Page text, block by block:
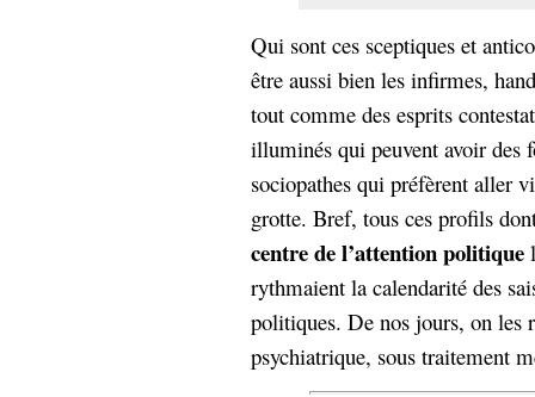
Qui sont ces sceptiques et
être aussi bien les infirmes,
tout comme des esprits
illuminés qui peuvent avoir des
sociopathes qui préfèrent aller
grotte. Bref, tous ces profils
centre de l’attention politique
rythmaient la calendarité des
politiques. De nos jours, on les
psychiatrique, sous traitement